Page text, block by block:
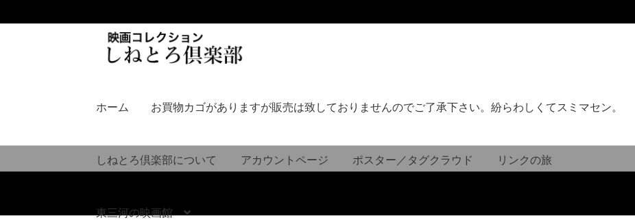
シ
へ
ス
ッ
ツ
キ
ッ
ホーム お買物カゴがありますが販売は致しておりませんのでご了承下さい。紛らわしくてスミマセン。
しねとろ倶楽部について アカウントページ ポスター／タグクラウド リンクの旅
東三河の映画館